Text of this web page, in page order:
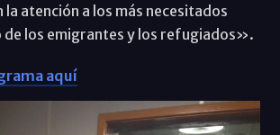
la atención a los más necesitados
de los emigrantes y los refugiados».
aquí